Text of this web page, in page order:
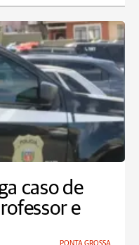
caso de
e
PONTA GROSSA